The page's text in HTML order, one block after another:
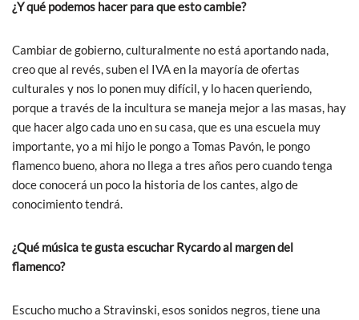
¿Y qué podemos hacer para que esto cambie?
Cambiar de gobierno, culturalmente no está aportando nada,
creo que al revés, suben el IVA en la mayoría de ofertas
culturales y nos lo ponen muy difícil, y lo hacen queriendo,
porque a través de la incultura se maneja mejor a las masas, hay
que hacer algo cada uno en su casa, que es una escuela muy
importante, yo a mi hijo le pongo a Tomas Pavón, le pongo
flamenco bueno, ahora no llega a tres años pero cuando tenga
doce conocerá un poco la historia de los cantes, algo de
conocimiento tendrá.
¿Qué música te gusta escuchar Rycardo al margen del
flamenco?
Escucho mucho a Stravinski, esos sonidos negros, tiene una